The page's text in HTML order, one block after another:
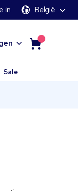
in België
Sale